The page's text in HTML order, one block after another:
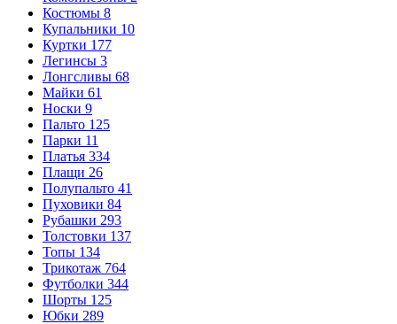
Костюмы 8
Купальники 10
Куртки 177
Легинсы 3
Лонгсливы 68
Майки 61
Носки 9
Пальто 125
Парки 11
Платья 334
Плащи 26
Полупальто 41
Пуховики 84
Рубашки 293
Толстовки 137
Топы 134
Трикотаж 764
Футболки 344
Шорты 125
Юбки 289